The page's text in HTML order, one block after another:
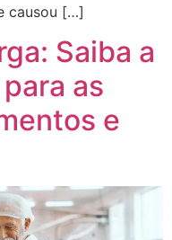
causou […]
Saiba a
as
e